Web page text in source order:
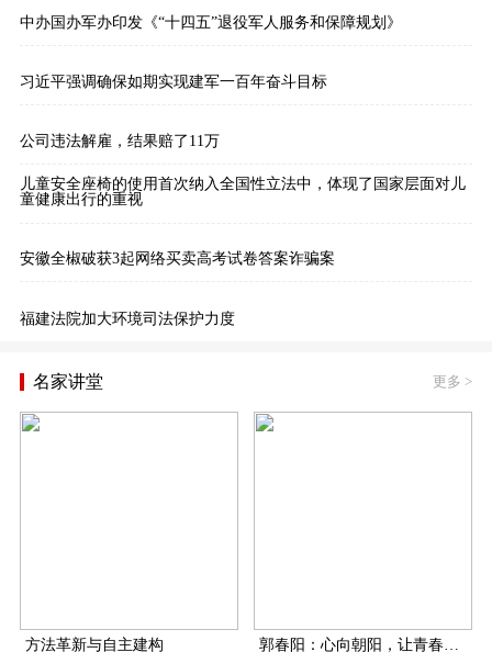
中办国办军办印发《“十四五”退役军人服务和保障规划》
习近平强调确保如期实现建军一百年奋斗目标
公司违法解雇，结果赔了11万
儿童安全座椅的使用首次纳入全国性立法中，体现了国家层面对儿
童健康出行的重视
安徽全椒破获3起网络买卖高考试卷答案诈骗案
福建法院加大环境司法保护力度
名家讲堂 更多 >
方法革新与自主建构